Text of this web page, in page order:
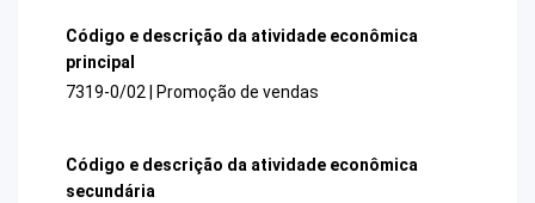
Código e descrição da atividade econômica
principal
7319-0/02 | Promoção de vendas
Código e descrição da atividade econômica
secundária